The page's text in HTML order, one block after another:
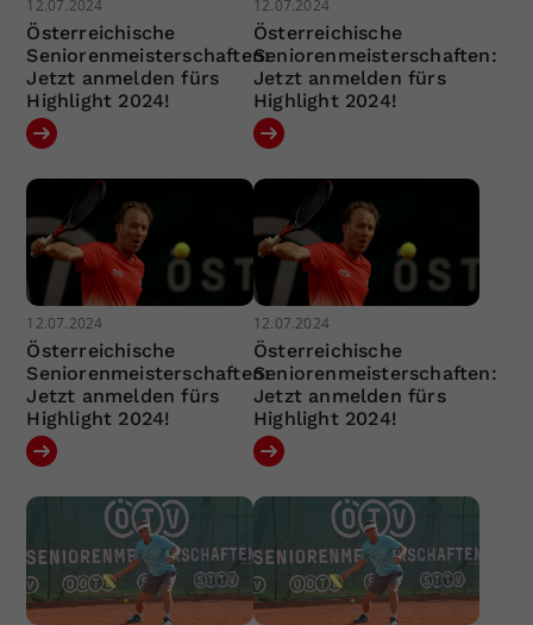
12.07.2024
Österreichische
Seniorenmeisterschaften:
Jetzt anmelden fürs
Highlight 2024!
12.07.2024
Österreichische
Seniorenmeisterschaften:
Jetzt anmelden fürs
Highlight 2024!
12.07.2024
Österreichische
Seniorenmeisterschaften:
Jetzt anmelden fürs
Highlight 2024!
12.07.2024
Österreichische
Seniorenmeisterschaften:
Jetzt anmelden fürs
Highlight 2024!